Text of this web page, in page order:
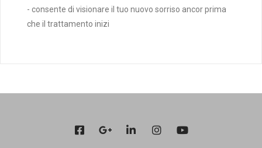
- consente di visionare il tuo nuovo sorriso ancor prima
che il trattamento inizi